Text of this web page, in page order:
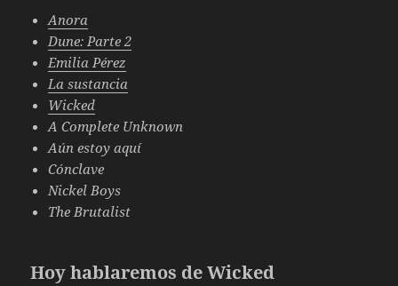
Anora
Dune: Parte 2
Emilia Pérez
La sustancia
Wicked
A Complete Unknown
Aún estoy aquí
Cónclave
Nickel Boys
The Brutalist
Hoy hablaremos de Wicked